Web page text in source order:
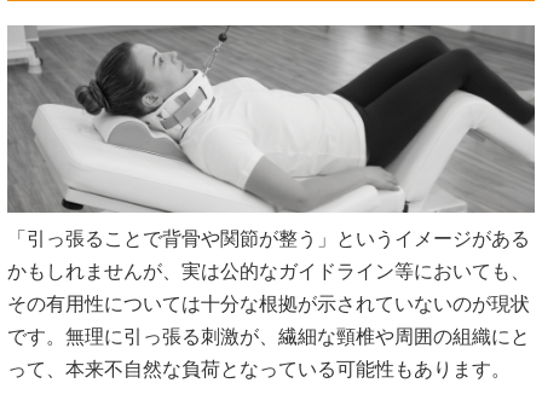
「引っ張ることで背骨や関節が整う」というイメージがある
かもしれませんが、実は公的なガイドライン等においても、
その有用性については十分な根拠が示されていないのが現状
です。無理に引っ張る刺激が、繊細な頸椎や周囲の組織にと
って、本来不自然な負荷となっている可能性もあります。